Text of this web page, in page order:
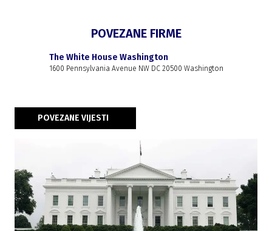
POVEZANE FIRME
The White House Washington
1600 Pennsylvania Avenue NW DC 20500 Washington
POVEZANE VIJESTI